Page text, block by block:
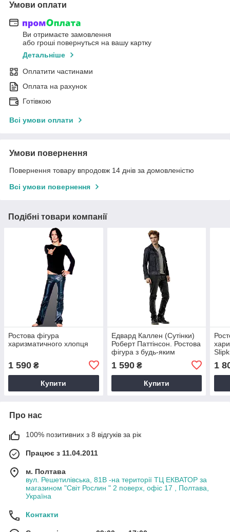
Умови оплати
Ви отримаєте замовлення
або гроші повернуться на вашу картку
Детальніше
Оплатити частинами
Оплата на рахунок
Готівкою
Всі умови оплати
Умови повернення
Повернення товару впродовж 14 днів за домовленістю
Всі умови повернення
Подібні товари компанії
Ростова фігура
харизматичного хлопця
1 590 ₴
Купити
Едвард Каллен (Сутінки)
Роберт Паттінсон. Ростова
фігура з будь-яким
замовлення
1 590₴
Купити
1
Про нас
100% позитивних з 8 відгуків за рік
Працює з 11.04.2011
м. Полтава
вул. Решетилівська, 81В -на території ТЦ ЕКВАТОР за
магазином "Світ Рослин " 2 поверх, офіс 17 , Полтава,
Україна
Контакти